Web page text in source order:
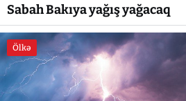
Sabah Bakıya yağış yağacaq
Ölkə